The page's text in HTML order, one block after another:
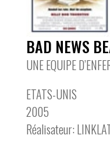
BAD NEWS
UNE EQUIPE
ETATS-UNIS
2005
Réalisateur: